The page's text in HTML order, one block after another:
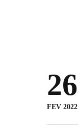
26
FEV 2022